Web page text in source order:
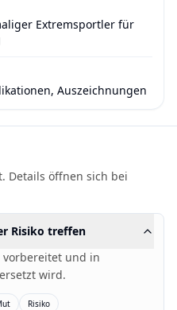
Extremsportler für
Auszeichnungen
Details öffnen sich bei
Risiko treffen
vorbereitet und in
wird.
Risiko